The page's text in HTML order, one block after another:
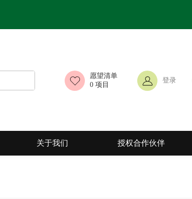
愿望清单
0 项目
登录
关于我们 授权合作伙伴